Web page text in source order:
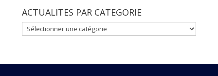
ACTUALITES PAR CATEGORIE
ACTUALITES
PAR